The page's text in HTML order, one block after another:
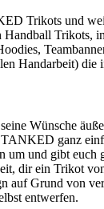
Trikots und
Trikots,
Handarbeit)
Wünsche
ganz
um und gibt
dir ein Trikot
auf Grund von
entwerfen.